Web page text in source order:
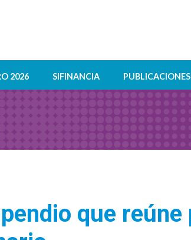
2026 SIFINANCIA PUBLICACIONES
que